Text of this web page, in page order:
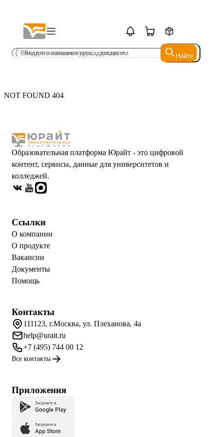
Найти
Найти
NOT FOUND 404
Образовательная платформа Юрайт - это цифровой
контент, сервисы, данные для университетов и
колледжей.
Ссылки
О компании
О продукте
Вакансии
Документы
Помощь
Контакты
111123, г.Москва, ул. Плеханова, 4а
help@urait.ru
+7 (495) 744 00 12
Все контакты
Приложения